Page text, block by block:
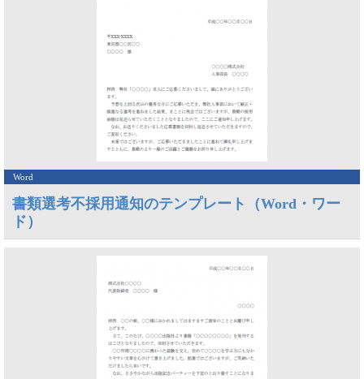
Word
書類選考不採用通知のテンプレート（Word・ワー
ド）